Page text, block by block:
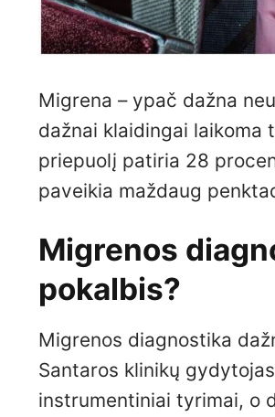
Migrena – ypač dažna
dažnai klaidingai
priepuolį patiria 28
paveikia maždaug
Migrenos
pokalbis?
Migrenos diagnostika
Santaros klinikų
instrumentiniai tyrimai, o